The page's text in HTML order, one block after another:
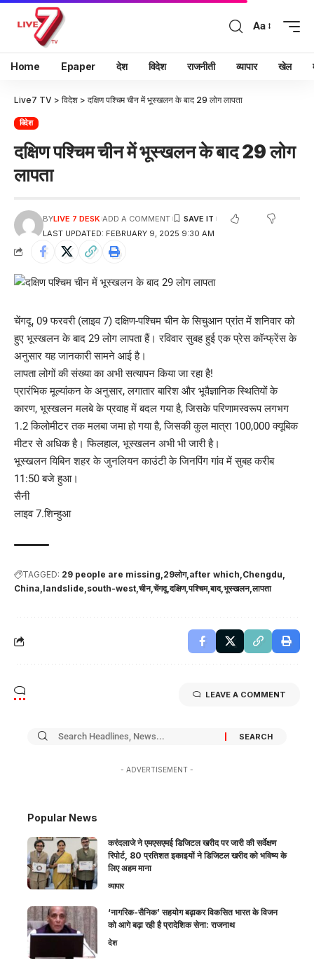
Aa
Home Epaper देश विदेश राजनीती व्यापार खेल
Live7 TV > विदेश > दक्षिण पश्चिम चीन में भूस्खलन के बाद 29 लोग लापता
विदेश
दक्षिण पश्चिम चीन में भूस्खलन के बाद 29 लोग
लापता
LAST UPDATED: FEBRUARY 9, 2025 9:30 AM
BYLIVE 7 DESK ADD A COMMENT
चेंगदू, 09 फरवरी (लाइव 7) दक्षिण-पश्चिम चीन के सिचुआन प्रांत में शनिवार को
हुए भूस्खलन के बाद 29 लोग लापता हैं। रविवार सुबह हुई एक प्रेस कॉन्फ्रेंस के
अनुसार यह जानकारी सामने आई है।
लापता लोगों की संख्या का अभी सत्यापन किया जा रहा है!
प्रारंभिक मूल्यांकन के अनुसार, लगातार बारिश और भूवैज्ञानिक स्थितियों के
कारण, भूस्खलन मलबे के प्रवाह में बदल गया है, जिसके परिणामस्वरूप लगभग
1.2 किलोमीटर तक मलबा जमा हो गया है, जिसकी कुल मात्रा 100,000 क्यूबिक
मीटर से अधिक है। फिलहाल, भूस्खलन अभी भी जारी है।
भूस्खलन यिबिन शहर के जुनलियन काउंटी के जिनपिंग गांव में सुबह करीब
11:50 बजे हुआ।
सैनी
लाइव 7.शिन्हुआ
TAGGED: 29 people are missing 29लोग after which Chengdu
China landslide south-west चीन चेंगदू दक्षिण पश्चिम बाद भूस्खलन लापता
LEAVE A COMMENT
- ADVERTISEMENT -
Popular News
करंदलाजे ने एमएसएमई डिजिटल खरीद पर जारी की सर्वेक्षण
रिपोर्ट, 80 प्रतिशत इकाइयों ने डिजिटल खरीद को भविष्य के
लिए अहम माना
व्यापार
‘नागरिक-सैनिक’ सहयोग बढ़ाकर विकसित भारत के विजन
को आगे बढ़ा रही है प्रादेशिक सेना: राजनाथ
देश